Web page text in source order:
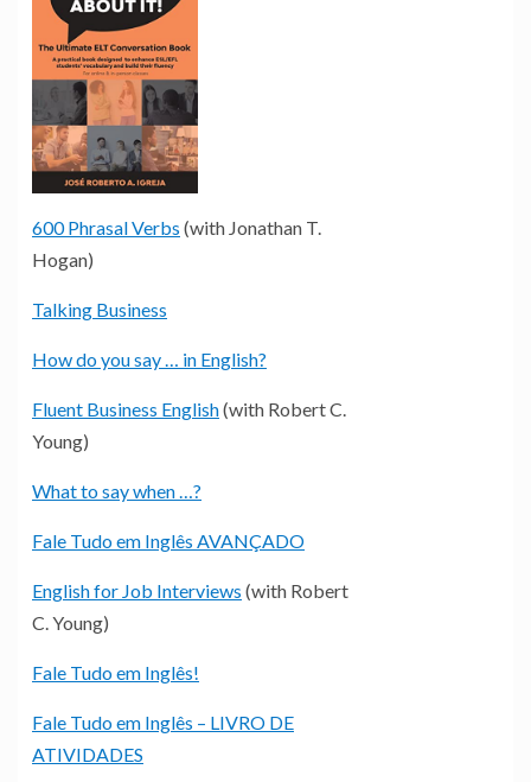
600 Phrasal Verbs (with Jonathan T.
Hogan)
Talking Business
How do you say … in English?
Fluent Business English(with Robert C.
Young)
What to say when …?
Fale Tudo em Inglês AVANÇADO
English for Job Interviews (with Robert
C. Young)
Fale Tudo em Inglês!
Fale Tudo em Inglês – LIVRO DE
ATIVIDADES